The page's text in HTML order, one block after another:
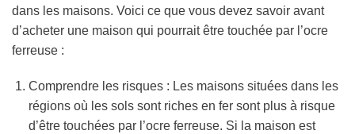
dans les maisons. Voici ce que vous devez savoir avant
d’acheter une maison qui pourrait être touchée par l’ocre
ferreuse :
Comprendre les risques : Les maisons situées dans les
régions où les sols sont riches en fer sont plus à risque
d’être touchées par l’ocre ferreuse. Si la maison est